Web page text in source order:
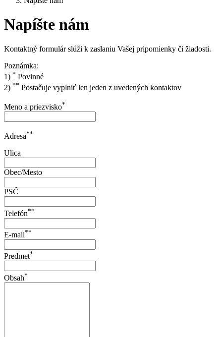
Napíšte nám
Kontaktný formulár slúži k zaslaniu Vašej pripomienky či žiadosti.
Poznámka:
1) * Povinné
2) ** Postačuje vyplniť len jeden z uvedených kontaktov
Meno a priezvisko*
Adresa**
Ulica
Obec/Mesto
PSČ
Telefón**
E-mail**
Predmet*
Obsah*